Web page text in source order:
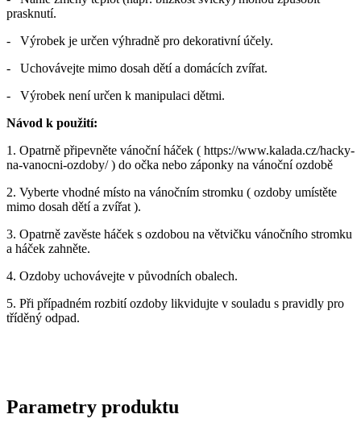
prasknutí.
- Výrobek je určen výhradně pro dekorativní účely.
- Uchovávejte mimo dosah dětí a domácích zvířat.
- Výrobek není určen k manipulaci dětmi.
Návod k použití:
1. Opatrně připevněte vánoční háček ( https://www.kalada.cz/hacky-
na-vanocni-ozdoby/ ) do očka nebo záponky na vánoční ozdobě
2. Vyberte vhodné místo na vánočním stromku ( ozdoby umístěte
mimo dosah dětí a zvířat ).
3. Opatrně zavěste háček s ozdobou na větvičku vánočního stromku
a háček zahněte.
4. Ozdoby uchovávejte v původních obalech.
5. Při případném rozbití ozdoby likvidujte v souladu s pravidly pro
tříděný odpad.
Parametry produktu